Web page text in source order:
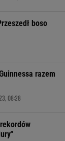
boso
razem
08:28